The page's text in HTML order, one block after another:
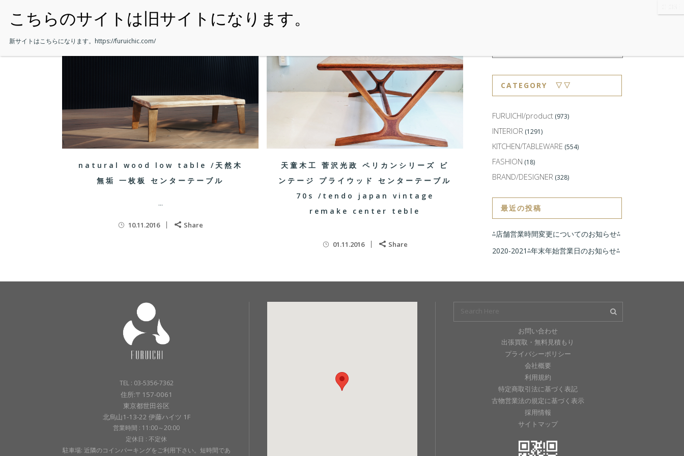
・HOME ・ITEM ・SHOPPING-GUIDE
natural wood low table /天然木
無垢 一枚板 センターテーブル
...
10.11.2016 Share
天童木工 菅沢光政 ペリカンシリーズ ビ
ンテージ プライウッド センターテーブル
70s /tendo japan vintage
remake center teble
01.11.2016 Share
CATEGORY ▽▽
FURUICHI/product (973)
INTERIOR (1291)
KITCHEN/TABLEWARE (554)
FASHION (18)
BRAND/DESIGNER (328)
最近の投稿
⁂店舗営業時間変更についてのお知らせ⁂
2020-2021⁂年末年始営業日のお知らせ⁂
TEL : 03-5356-7362
住所:〒157-0061
東京都世田谷区
北烏山1-13-22 伊藤ハイツ 1F
営業時間 : 11:00～20:00
定休日 : 不定休
駐車場: 近隣のコインパーキングをご利用下さい。短時間であ
お問い合わせ
出張買取・無料見積もり
プライバシーポリシー
会社概要
利用規約
特定商取引法に基づく表記
古物営業法の規定に基づく表示
採用情報
サイトマップ
新サイトはこちらになります。 https://furuichic.com/